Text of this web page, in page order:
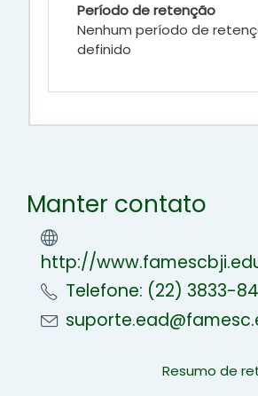
Período de retenção
Nenhum período de
definido
Manter contato
http://
Telefone: (22) 3833-
Resumo de